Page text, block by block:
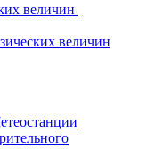
величин
величин